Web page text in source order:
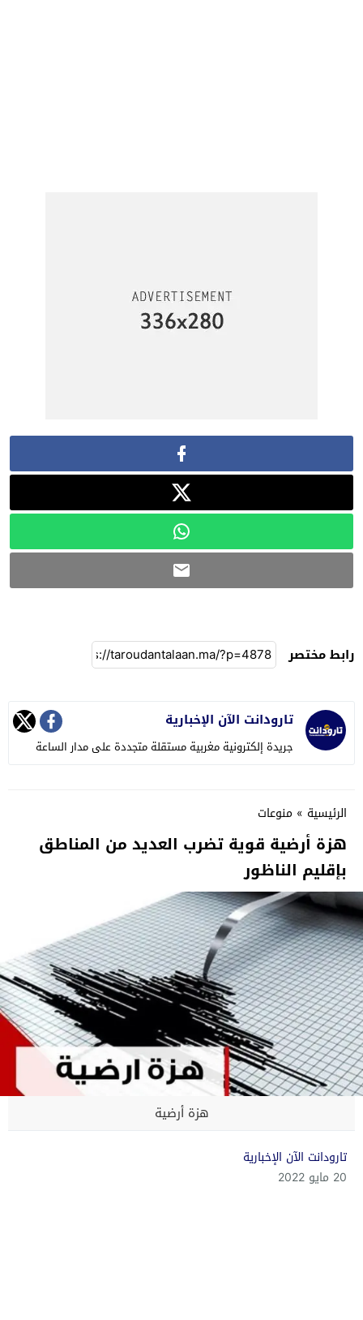
رابط مختصر
تارودانت الآن الإخبارية
جريدة إلكترونية مغربية مستقلة متجددة على مدار الساعة
الرئيسية » منوعات
هزة أرضية قوية تضرب العديد من المناطق
بإقليم الناظور
هزة أرضية
تارودانت الآن الإخبارية
20 مايو 2022